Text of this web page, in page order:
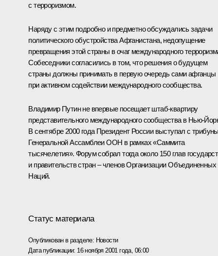
с терроризмом.
Наряду с этим подробно и предметно обсуждались задачи
политического обустройства Афганистана, недопущение
превращения этой страны в очаг международного
Собеседники согласились в том, что решения о будущем
страны должны принимать в первую очередь сами афганцы
при активном содействии международного сообщества.
Владимир Путин не впервые посещает штаб-квартиру
представительного международного сообщества в Нью-
В сентябре 2000 года Президент России выступал с
Генеральной Ассамблеи ООН в рамках «Саммита
тысячелетия». Форум собрал тогда около 150 глав
и правительств стран – членов Организации Объединенных
Наций.
Статус материала
Опубликован в разделе: Новости
Дата публикации: 16 ноября 2001 года, 06:00